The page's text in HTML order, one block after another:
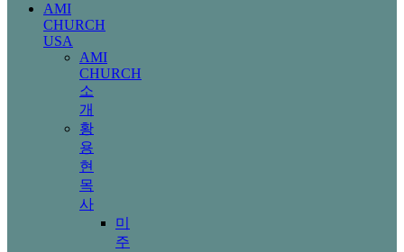
AMI
CHURCH
USA
AMI
CHURCH
소
개
황
용
현
목
사
미
주